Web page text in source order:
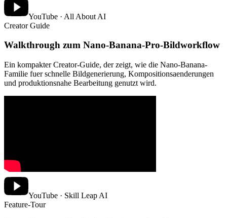
YouTube · All About AI
Creator Guide
Walkthrough zum Nano-Banana-Pro-Bildworkflow
Ein kompakter Creator-Guide, der zeigt, wie die Nano-Banana-
Familie fuer schnelle Bildgenerierung, Kompositionsaenderungen
und produktionsnahe Bearbeitung genutzt wird.
YouTube · Skill Leap AI
Feature-Tour